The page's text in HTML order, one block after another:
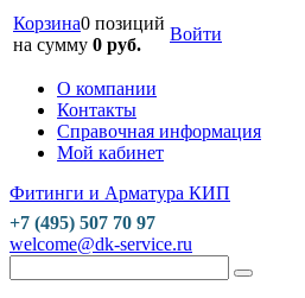
Корзина0 позиций
на сумму 0 руб.
Войти
О компании
Контакты
Справочная информация
Мой кабинет
Фитинги и Арматура КИП
+7 (495) 507 70 97
welcome@dk-service.ru